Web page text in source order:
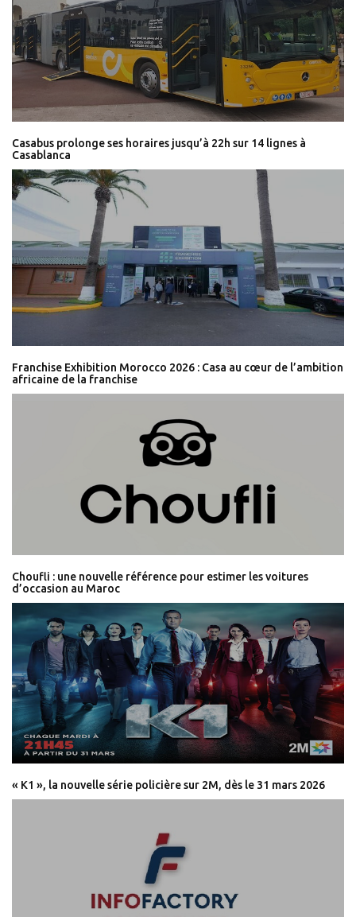
Casabus prolonge ses horaires jusqu’à 22h sur 14 lignes à
Casablanca
Franchise Exhibition Morocco 2026 : Casa au cœur de l’ambition
africaine de la franchise
Choufli : une nouvelle référence pour estimer les voitures
d’occasion au Maroc
« K1 », la nouvelle série policière sur 2M, dès le 31 mars 2026